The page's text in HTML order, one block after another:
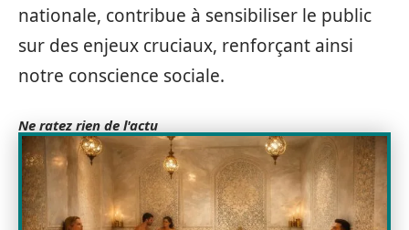
nationale, contribue à sensibiliser le public
sur des enjeux cruciaux, renforçant ainsi
notre conscience sociale.
Ne ratez rien de l'actu